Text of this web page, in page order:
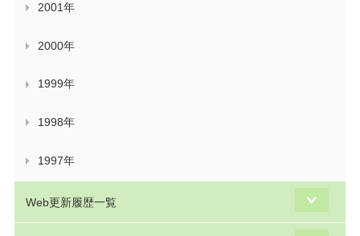
2001年
2000年
1999年
1998年
1997年
Web更新履歴一覧